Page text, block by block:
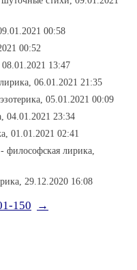
00:58
00:52
13:47
06.01.2021 21:35
05.01.2021 00:09
04.01.2021 23:34
01.01.2021 02:41
- философская лирика,
29.12.2020 16:08
150
→